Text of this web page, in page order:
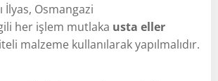
İlyas, Osmangazi
her işlem mutlaka usta eller
malzeme kullanılarak yapılmalıdır.